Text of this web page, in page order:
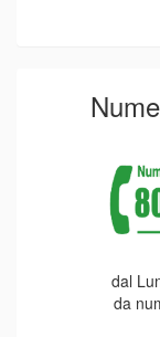
dal
da